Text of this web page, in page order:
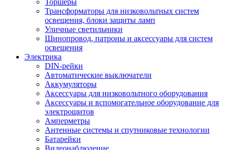
Трансформаторы для низковольтных систем
освещения, блоки защиты ламп
Уличные светильники
Шинопровод, патроны и аксессуары для систем
освещения
Электрика
DIN-рейки
Автоматические выключатели
Аккумуляторы
Аксессуары для низковольтного оборудования
Аксессуары и вспомогательное оборудование для
электрощитов
Амперметры
Антенные системы и спутниковые технологии
Батарейки
Видеонаблюдение